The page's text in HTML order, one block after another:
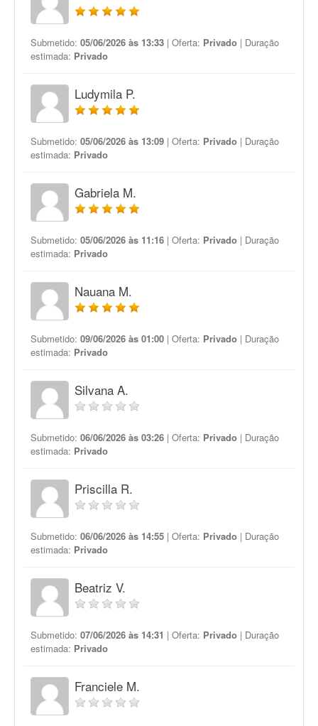
Submetido: 05/06/2026 às 13:33 | Oferta: Privado | Duração
estimada: Privado
Ludymila P.
Submetido: 05/06/2026 às 13:09 | Oferta: Privado | Duração
estimada: Privado
Gabriela M.
Submetido: 05/06/2026 às 11:16 | Oferta: Privado | Duração
estimada: Privado
Nauana M.
Submetido: 09/06/2026 às 01:00 | Oferta: Privado | Duração
estimada: Privado
Silvana A.
Submetido: 06/06/2026 às 03:26 | Oferta: Privado | Duração
estimada: Privado
Priscilla R.
Submetido: 06/06/2026 às 14:55 | Oferta: Privado | Duração
estimada: Privado
Beatriz V.
Submetido: 07/06/2026 às 14:31 | Oferta: Privado | Duração
estimada: Privado
Franciele M.